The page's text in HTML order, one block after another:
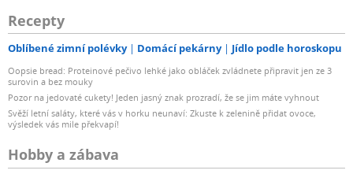
Recepty
Oblíbené zimní polévky Domácí pekárny Jídlo podle horoskopu
Oopsie bread: Proteinové pečivo lehké jako obláček zvládnete připravit jen ze 3
surovin a bez mouky
Pozor na jedovaté cukety! Jeden jasný znak prozradí, že se jim máte vyhnout
Svěží letní saláty, které vás v horku neunaví: Zkuste k zelenině přidat ovoce,
výsledek vás mile překvapí!
Hobby a zábava